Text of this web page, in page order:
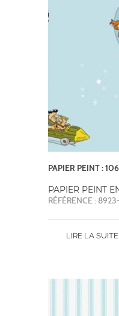
PAPIER PEINT :
PAPIER PEINT
RÉFÉRENCE :
LIRE LA SUITE